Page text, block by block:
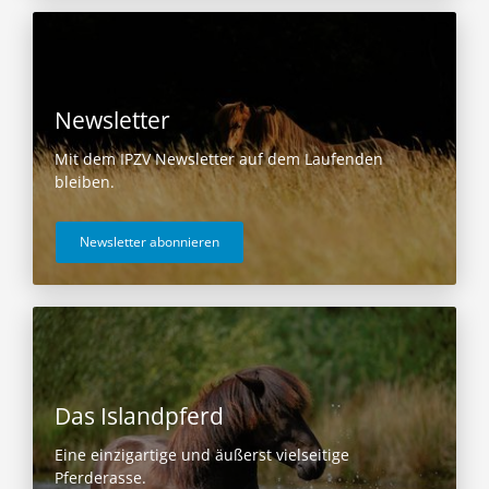
Newsletter
Mit dem IPZV Newsletter auf dem Laufenden
bleiben.
Newsletter abonnieren
Das Islandpferd
Eine einzigartige und äußerst vielseitige
Pferderasse.